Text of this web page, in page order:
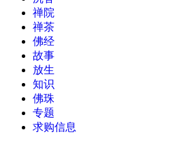
禅院
禅茶
佛经
故事
放生
知识
佛珠
专题
求购信息